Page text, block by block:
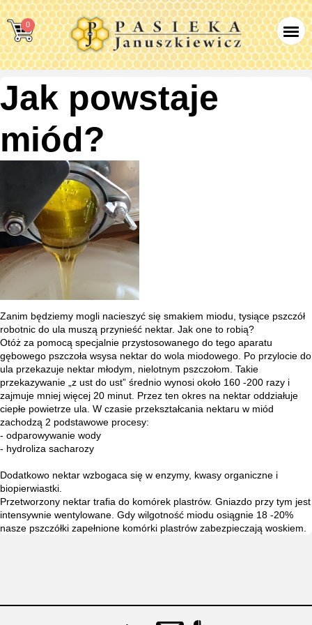
0
Jak powstaje
miód?
Zanim będziemy mogli nacieszyć się smakiem miodu, tysiące pszczół
robotnic do ula muszą przynieść nektar. Jak one to robią?
Otóż za pomocą specjalnie przystosowanego do tego aparatu
gębowego pszczoła wsysa nektar do wola miodowego. Po przylocie do
ula przekazuje nektar młodym, nielotnym pszczołom. Takie
przekazywanie „z ust do ust” średnio wynosi około 160 -200 razy i
zajmuje mniej więcej 20 minut. Przez ten okres na nektar oddziałuje
ciepłe powietrze ula. W czasie przekształcania nektaru w miód
zachodzą 2 podstawowe procesy:
- odparowywanie wody
- hydroliza sacharozy
Dodatkowo nektar wzbogaca się w enzymy, kwasy organiczne i
biopierwiastki.
Przetworzony nektar trafia do komórek plastrów. Gniazdo przy tym jest
intensywnie wentylowane. Gdy wilgotność miodu osiągnie 18 -20%
nasze pszczółki zapełnione komórki plastrów zabezpieczają woskiem.